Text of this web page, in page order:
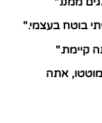
בוטח בעצמי."
קיימת."
אתה